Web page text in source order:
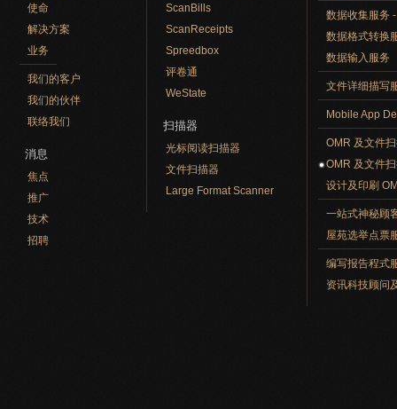
使命
解决方案
业务
我们的客户
我们的伙伴
联络我们
消息
焦点
推广
技术
招聘
ScanBills
ScanReceipts
Spreedbox
评卷通
WeState
扫描器
光标阅读扫描器
文件扫描器
Large Format Scanner
数据收集服务
数据格式转换
数据输入服务
文件详细描写
Mobile App
OMR 及文件
OMR 及文件
设计及印刷
一站式神秘顾
屋苑选举点票
编写报告程式
资讯科技顾问